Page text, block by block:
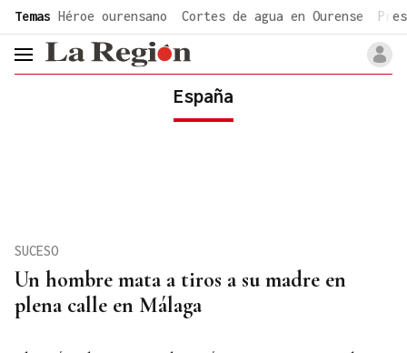
common.go-to-content
Temas Héroe ourensano Cortes de agua en Ourense
header.menu.open
España
Un hombre mata a tiros a su madre en
plena calle en Málaga
SUCESO